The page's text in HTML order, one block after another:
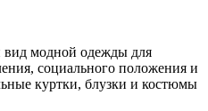
модной одежды для
социального положения и
куртки, блузки и костюмы